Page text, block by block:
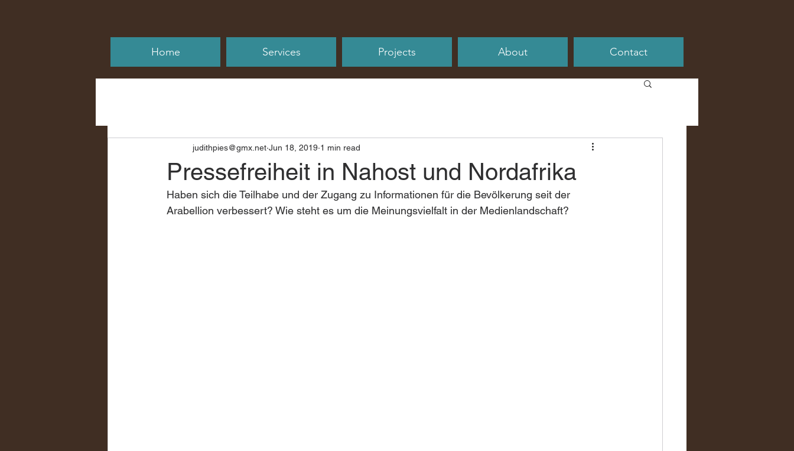
Home Services Projects About Contact
Pressefreiheit in Nahost und Nordafrika
judithpies@gmx.net Jun 18, 2019 1 min read
Haben sich die Teilhabe und der Zugang zu Informationen für die Bevölkerung seit der
Arabellion verbessert? Wie steht es um die Meinungsvielfalt in der Medienlandschaft?